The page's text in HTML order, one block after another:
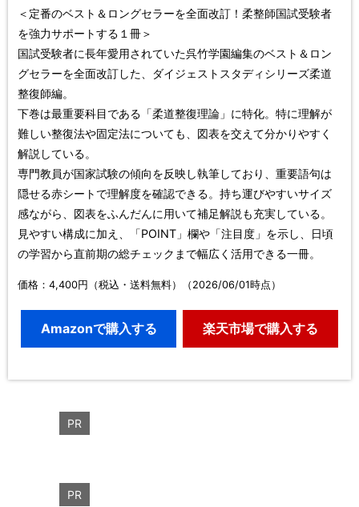
＜定番のベスト＆ロングセラーを全面改訂！柔整師国試受験者
を強力サポートする１冊＞
国試受験者に長年愛用されていた呉竹学園編集のベスト＆ロン
グセラーを全面改訂した、ダイジェストスタディシリーズ柔道
整復師編。
下巻は最重要科目である「柔道整復理論」に特化。特に理解が
難しい整復法や固定法についても、図表を交えて分かりやすく
解説している。
専門教員が国家試験の傾向を反映し執筆しており、重要語句は
隠せる赤シートで理解度を確認できる。持ち運びやすいサイズ
感ながら、図表をふんだんに用いて補足解説も充実している。
見やすい構成に加え、「POINT」欄や「注目度」を示し、日頃
の学習から直前期の総チェックまで幅広く活用できる一冊。
価格：4,400円（税込・送料無料）（2026/06/01時点）
Amazonで購入する 楽天市場で購入する
PR
PR